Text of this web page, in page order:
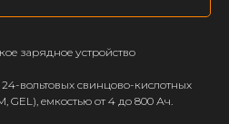
зарядное устройство
вольтовых свинцово-кислотных
GEL), емкостью от 4 до 800 Ач.